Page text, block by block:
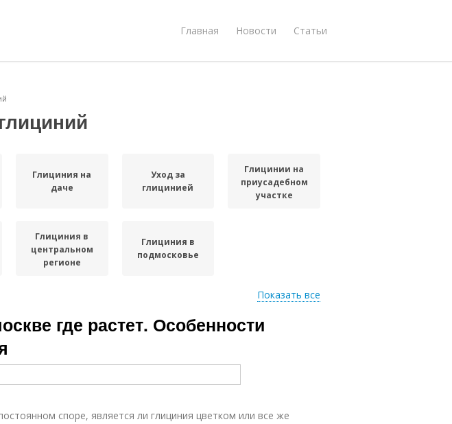
Главная Новости Статьи
Глициния на
даче
Уход за
глицинией
Глицинии на
приусадебном
участке
Глициния в
центральном
регионе
Глициния в
подмосковье
Показать все
где растет. Особенности
споре, является ли глициния цветком или все же